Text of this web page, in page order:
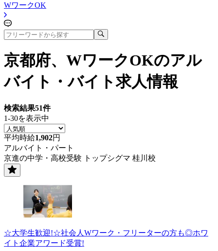
WワークOK
京都府、WワークOKのアル
バイト・バイト求人情報
検索結果51件
1-30を表示中
平均時給1,902円
アルバイト・パート
京進の中学・高校受験 トップシグマ 桂川校
☆大学生歓迎!☆社会人Wワーク・フリーターの方も◎ホワ
イト企業アワード受賞!